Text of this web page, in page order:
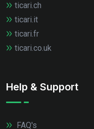
ticari.ch
ticari.it
ticari.fr
ticari.co.uk
Help & Support
FAQ's